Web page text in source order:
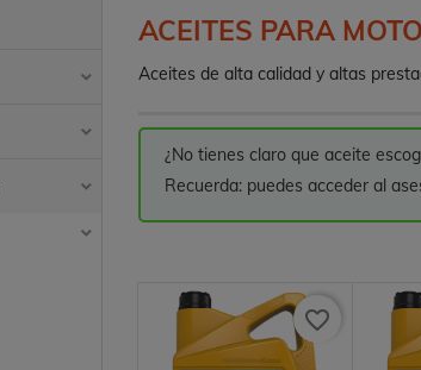




ACEITES PARA
Aceites de alta calidad y altas
¿No tienes claro que aceite
Recuerda: puedes acceder al
favorite_border